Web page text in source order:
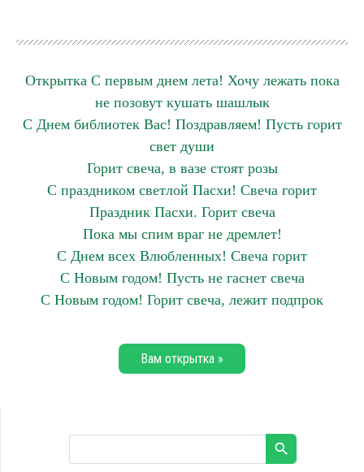
Открытка С первым днем лета! Хочу лежать пока
не позовут кушать шашлык
С Днем библиотек Вас! Поздравляем! Пусть горит
свет души
Горит свеча, в вазе стоят розы
С праздником светлой Пасхи! Свеча горит
Праздник Пасхи. Горит свеча
Пока мы спим враг не дремлет!
С Днем всех Влюбленных! Свеча горит
С Новым годом! Пусть не гаснет свеча
С Новым годом! Горит свеча, лежит подпрок
Вам открытка »